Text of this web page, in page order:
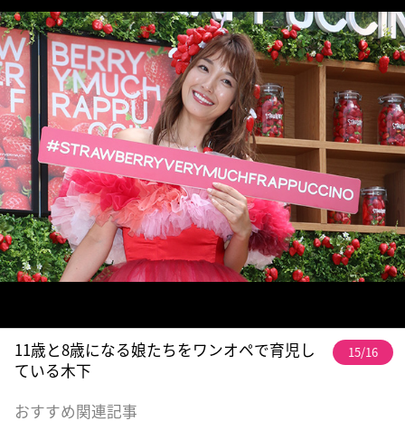
11歳と8歳になる娘たちをワンオペで育児し
ている木下
15/16
おすすめ関連記事